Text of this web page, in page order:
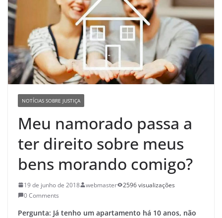
NOTÍCIAS SOBRE JUSTIÇA
Meu namorado passa a
ter direito sobre meus
bens morando comigo?
19 de junho de 2018 webmaster
2596 visualizações
0 Comments
Pergunta: Já tenho um apartamento há 10 anos, não